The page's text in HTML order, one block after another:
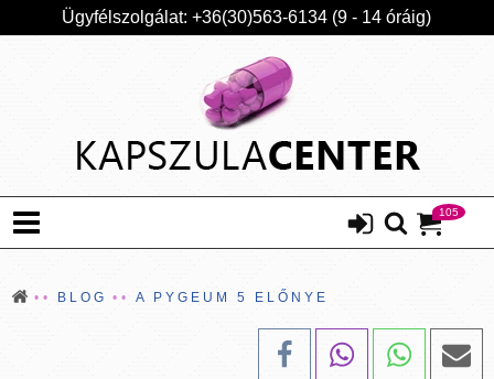
Ügyfélszolgálat: +36(30)563-6134 (9 - 14 óráig)
105
BLOG A PYGEUM 5 ELŐNYE